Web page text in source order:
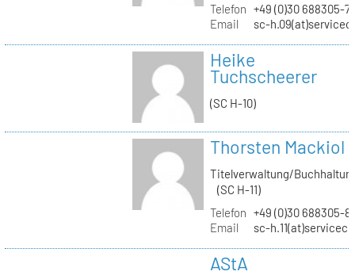
Telefon +49 (0)30 688305-
Email
sc-
Heike
Tuchscheerer
(SC H-10)
Thorsten Mackiol
Titelverwaltung/
(SC H-11)
Telefon +49 (0)30 688305-
Email
sc-
AStA